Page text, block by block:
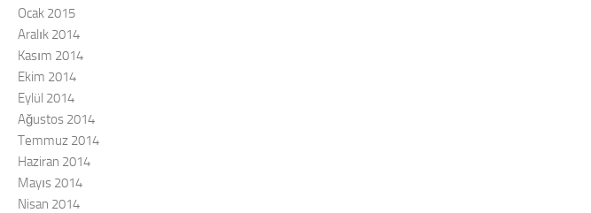
Ocak 2015
Aralık 2014
Kasım 2014
Ekim 2014
Eylül 2014
Ağustos 2014
Temmuz 2014
Haziran 2014
Mayıs 2014
Nisan 2014